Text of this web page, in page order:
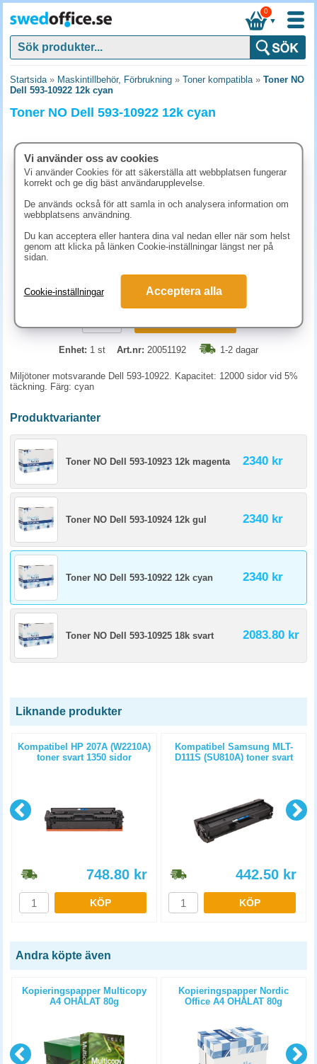
▼
0
Startsida» Maskintillbehör, Förbrukning » Toner kompatibla» Toner NO
Dell 593-10922 12k cyan
Toner NO Dell 593-10922 12k cyan
2340 kr (inkl. moms)
Enhet: 1 st Art.nr: 20051192 1-2 dagar
Miljötoner motsvarande Dell 593-10922. Kapacitet: 12000 sidor vid 5%
täckning. Färg: cyan
Produktvarianter
Toner NO Dell 593-10923 12k magenta 2340 kr
Toner NO Dell 593-10924 12k gul 2340 kr
Toner NO Dell 593-10922 12k cyan 2340 kr
Toner NO Dell 593-10925 18k svart 2083.80 kr
Liknande produkter
Kompatibel HP 207A (W2210A)
toner svart 1350 sidor
748.80 kr
KÖP
Kompatibel Samsung MLT-
D111S (SU810A) toner svart
442.50 kr
KÖP
Andra köpte även
Kopieringspapper Multicopy
A4 OHÅLAT 80g
Kopieringspapper Nordic
Office A4 OHÅLAT 80g
Vi använder oss av cookies
Vi använder Cookies för att säkerställa att webbplatsen fungerar
korrekt och ge dig bäst användarupplevelse.
De används också för att samla in och analysera information om
webbplatsens användning.
Du kan acceptera eller hantera dina val nedan eller när som helst
genom att klicka på länken Cookie-inställningar längst ner på
sidan.
Cookie-inställningar Acceptera alla